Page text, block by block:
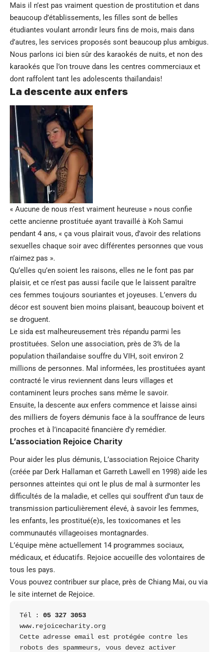
Mais il n’est pas vraiment question de prostitution et dans
beaucoup d’établissements, les filles sont de belles
étudiantes voulant arrondir leurs fins de mois, mais dans
d’autres, les services proposés sont beaucoup plus ambigus.
Nous parlons ici bien sûr des karaokés de nuits, et non des
karaokés que l’on trouve dans les centres commerciaux et
dont raffolent tant les adolescents thaïlandais!
La descente aux enfers
« Aucune de nous n’est vraiment heureuse » nous confie
cette ancienne prostituée ayant travaillé à Koh Samui
pendant 4 ans, « ça vous plairait vous, d’avoir des relations
sexuelles chaque soir avec différentes personnes que vous
n’aimez pas ».
Qu’elles qu’en soient les raisons, elles ne le font pas par
plaisir, et ce n’est pas aussi facile que le laissent paraître
ces femmes toujours souriantes et joyeuses. L’envers du
décor est souvent bien moins plaisant, beaucoup boivent et
se droguent.
Le sida est malheureusement très répandu parmi les
prostituées. Selon une association, près de 3% de la
population thaïlandaise souffre du VIH, soit environ 2
millions de personnes. Mal informées, les prostituées ayant
contracté le virus reviennent dans leurs villages et
contaminent leurs proches sans même le savoir.
Ensuite, la descente aux enfers commence et laisse ainsi
des milliers de foyers démunis face à la souffrance de leurs
proches et à l’incapacité financière d’y remédier.
L’association Rejoice Charity
Pour aider les plus démunis, L’association Rejoice Charity
(créée par Derk Hallaman et Garreth Lawell en 1998) aide les
personnes atteintes qui ont le plus de mal à surmonter les
difficultés de la maladie, et celles qui souffrent d’un taux de
transmission particulièrement élevé, à savoir les femmes,
les enfants, les prostitué(e)s, les toxicomanes et les
communautés villageoises montagnardes.
L’équipe mène actuellement 14 programmes sociaux,
médicaux, et éducatifs. Rejoice accueille des volontaires de
tous les pays.
Vous pouvez contribuer sur place, près de Chiang Mai, ou via
le site internet de Rejoice.
Tél : 05 327 3053
www.rejoicecharity.org
Cette adresse email est protégée contre les
robots des spammeurs, vous devez activer